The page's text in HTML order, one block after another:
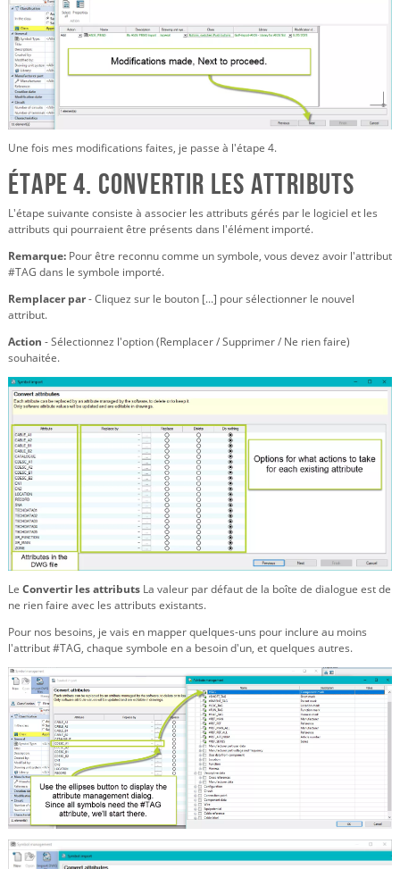
Une fois mes modifications faites, je passe à l'étape 4.
Étape 4. Convertir les attributs
L'étape suivante consiste à associer les attributs gérés par le logiciel et les
attributs qui pourraient être présents dans l'élément importé.
Remarque: Pour être reconnu comme un symbole, vous devez avoir l'attribut
#TAG dans le symbole importé.
Remplacer par- Cliquez sur le bouton [...] pour sélectionner le nouvel
attribut.
Action - Sélectionnez l'option (Remplacer / Supprimer / Ne rien faire)
souhaitée.
Le Convertir les attributs La valeur par défaut de la boîte de dialogue est de
ne rien faire avec les attributs existants.
Pour nos besoins, je vais en mapper quelques-uns pour inclure au moins
l'attribut #TAG, chaque symbole en a besoin d'un, et quelques autres.